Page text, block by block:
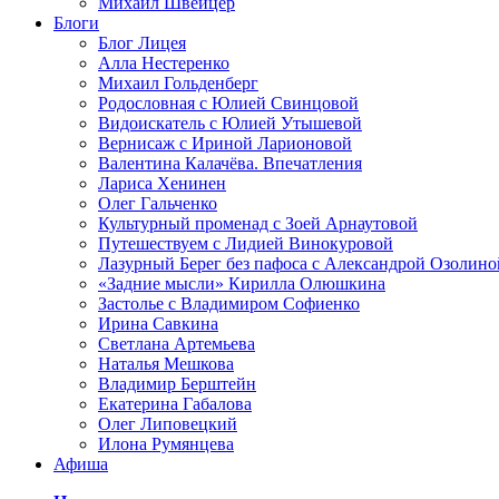
Блоги
Блог Лицея
Алла Нестеренко
Михаил Гольденберг
Родословная с Юлией Свинцовой
Видоискатель с Юлией Утышевой
Вернисаж с Ириной Ларионовой
Валентина Калачёва. Впечатления
Лариса Хенинен
Олег Гальченко
Культурный променад с Зоей Арнаутовой
Путешествуем с Лидией Винокуровой
Лазурный Берег без пафоса с Александрой
«Задние мысли» Кирилла Олюшкина
Застолье с Владимиром Софиенко
Ирина Савкина
Светлана Артемьева
Наталья Мешкова
Владимир Берштейн
Екатерина Габалова
Олег Липовецкий
Илона Румянцева
Афиша